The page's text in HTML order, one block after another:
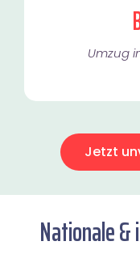
Umzug
Jetzt
Nationale